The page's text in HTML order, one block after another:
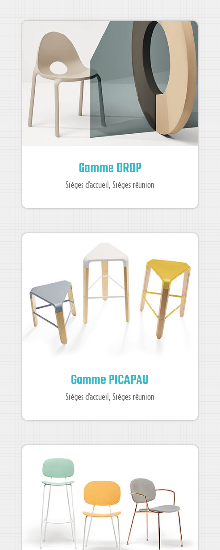
Gamme DROP
Sièges d'accueil, Sièges réunion
Gamme PICAPAU
Sièges d'accueil, Sièges réunion